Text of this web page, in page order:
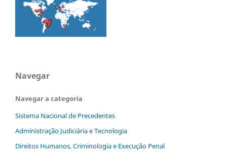
Navegar
Navegar a categoria
Sistema Nacional de Precedentes
Administração Judiciária e Tecnologia
Direitos Humanos, Criminologia e Execução Penal